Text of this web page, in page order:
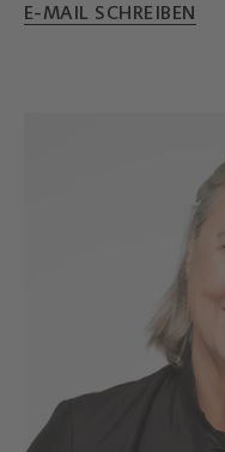
E-MAIL SCHREIBEN